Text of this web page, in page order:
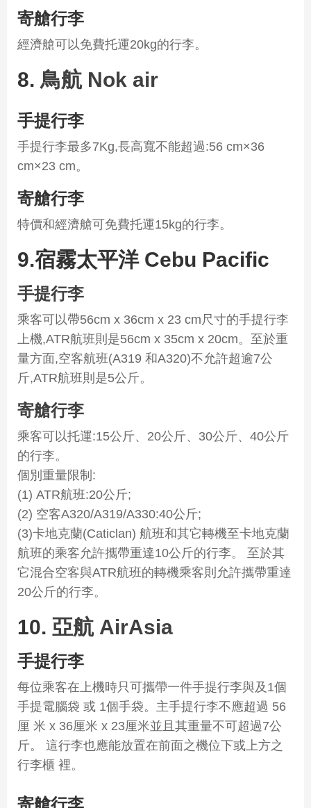
寄艙行李
經濟艙可以免費托運20kg的行李。
8. 鳥航 Nok air
手提行李
手提行李最多7Kg,長高寬不能超過:56 cm×36
cm×23 cm。
寄艙行李
特價和經濟艙可免費托運15kg的行李。
9.宿霧太平洋 Cebu Pacific
手提行李
乘客可以帶56cm x 36cm x 23 cm尺寸的手提行李
上機,ATR航班則是56cm x 35cm x 20cm。至於重
量方面,空客航班(A319 和A320)不允許超逾7公
斤,ATR航班則是5公斤。
寄艙行李
乘客可以托運:15公斤、20公斤、30公斤、40公斤
的行李。
個別重量限制:
(1) ATR航班:20公斤;
(2) 空客A320/A319/A330:40公斤;
(3)卡地克蘭(Caticlan) 航班和其它轉機至卡地克蘭
航班的乘客允許攜帶重達10公斤的行李。 至於其
它混合空客與ATR航班的轉機乘客則允許攜帶重達
20公斤的行李。
10. 亞航 AirAsia
手提行李
每位乘客在上機時只可攜帶一件手提行李與及1個
手提電腦袋 或 1個手袋。主手提行李不應超過 56
厘 米 x 36厘米 x 23厘米並且其重量不可超過7公
斤。 這行李也應能放置在前面之機位下或上方之
行李櫃 裡。
寄艙行李